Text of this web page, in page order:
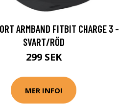
ARMBAND FITBIT CHARGE 3 -
SVART/RÖD
299 SEK
MER INFO!